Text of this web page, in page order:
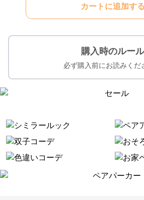
カートに追加する
購入時のルール
必ず購入前にお読みくだ